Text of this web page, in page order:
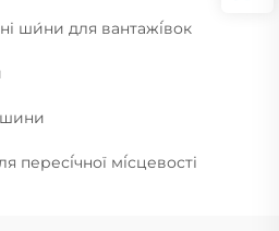
ши́ни для вантажі́вок
шини
пересі́чної мі́сцевості